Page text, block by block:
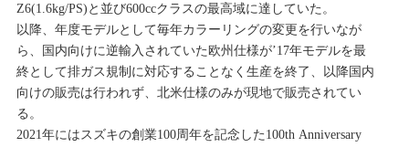
Z6(1.6kg/PS)と並び600ccクラスの最高域に達していた。
以降、年度モデルとして毎年カラーリングの変更を行いなが
ら、国内向けに逆輸入されていた欧州仕様が’17年モデルを最
終として排ガス規制に対応することなく生産を終了、以降国内
向けの販売は行われず、北米仕様のみが現地で販売されてい
る。
2021年にはスズキの創業100周年を記念した100th Anniversary